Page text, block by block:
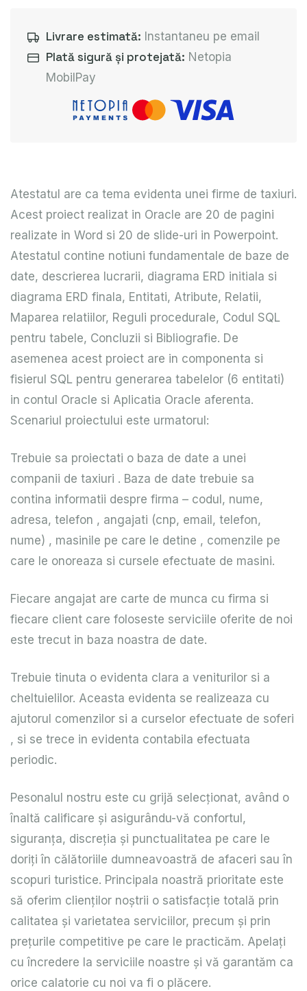
Livrare estimată: Instantaneu pe email
Plată sigură și protejată: Netopia
MobilPay
Atestatul are ca tema evidenta unei firme de taxiuri.
Acest proiect realizat in Oracle are 20 de pagini
realizate in Word si 20 de slide-uri in Powerpoint.
Atestatul contine notiuni fundamentale de baze de
date, descrierea lucrarii, diagrama ERD initiala si
diagrama ERD finala, Entitati, Atribute, Relatii,
Maparea relatiilor, Reguli procedurale, Codul SQL
pentru tabele, Concluzii si Bibliografie. De
asemenea acest proiect are in componenta si
fisierul SQL pentru generarea tabelelor (6 entitati)
in contul Oracle si Aplicatia Oracle aferenta.
Scenariul proiectului este urmatorul:
Trebuie sa proiectati o baza de date a unei
companii de taxiuri . Baza de date trebuie sa
contina informatii despre firma – codul, nume,
adresa, telefon , angajati (cnp, email, telefon,
nume) , masinile pe care le detine , comenzile pe
care le onoreaza si cursele efectuate de masini.
Fiecare angajat are carte de munca cu firma si
fiecare client care foloseste serviciile oferite de noi
este trecut in baza noastra de date.
Trebuie tinuta o evidenta clara a veniturilor si a
cheltuielilor. Aceasta evidenta se realizeaza cu
ajutorul comenzilor si a curselor efectuate de soferi
, si se trece in evidenta contabila efectuata
periodic.
Pesonalul nostru este cu grijă selecţionat, având o
înaltă calificare şi asigurându-vă confortul,
siguranţa, discreţia şi punctualitatea pe care le
doriţi în călătoriile dumneavoastră de afaceri sau în
scopuri turistice. Principala noastră prioritate este
să oferim clienţilor noştrii o satisfacţie totală prin
calitatea şi varietatea serviciilor, precum şi prin
preţurile competitive pe care le practicăm. Apelaţi
cu încredere la serviciile noastre şi vă garantăm ca
orice calatorie cu noi va fi o plăcere.